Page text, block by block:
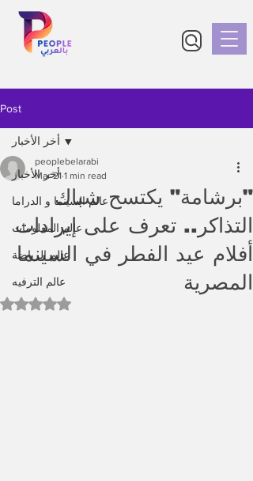
Post
أخر الأخبار
عالم السينما و الدراما
عالم المعلومات
عالم الرياضة
عالم الترفيه
أخر الأخبار
"برشامة" يكتسح شباك
التذاكر.. تعرف على إيرادات
أفلام عيد الفطر في السينما
المصرية
peoplebelarabi
Mar 21 1 min read
Rated NaN out of 5 stars.